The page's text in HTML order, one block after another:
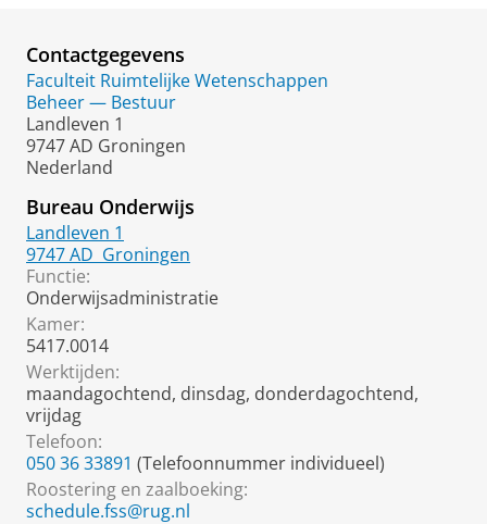
Contactgegevens
Faculteit Ruimtelijke Wetenschappen
Beheer — Bestuur
Landleven 1
9747 AD Groningen
Nederland
Bureau Onderwijs
Landleven 1
9747 AD Groningen
Functie:
Onderwijsadministratie
Kamer:
5417.0014
Werktijden:
maandagochtend, dinsdag, donderdagochtend,
vrijdag
Telefoon:
050 36 33891 (Telefoonnummer individueel)
Roostering en zaalboeking:
schedule.fss@rug.nl